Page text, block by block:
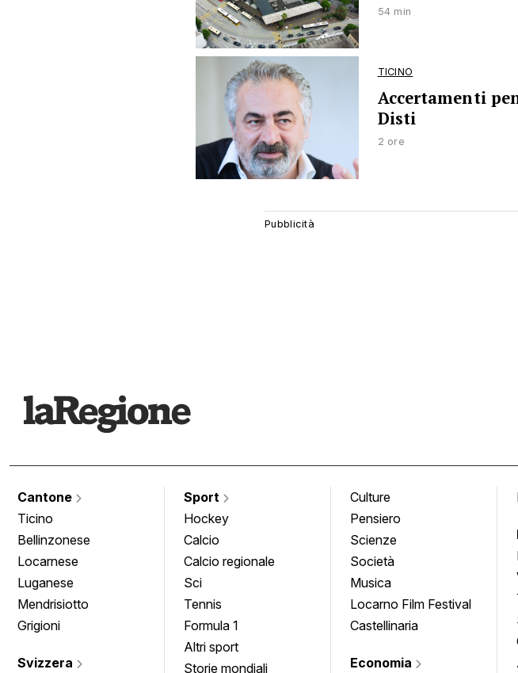
54 min
TICINO
Accertamenti
Disti
2 ore
Cantone
Ticino
Bellinzonese
Locarnese
Luganese
Mendrisiotto
Grigioni
Svizzera
Sport
Hockey
Calcio
Calcio regionale
Sci
Tennis
Formula 1
Altri sport
Storie mondiali
Culture
Pensiero
Scienze
Società
Musica
Locarno Film Festival
Castellinaria
Economia